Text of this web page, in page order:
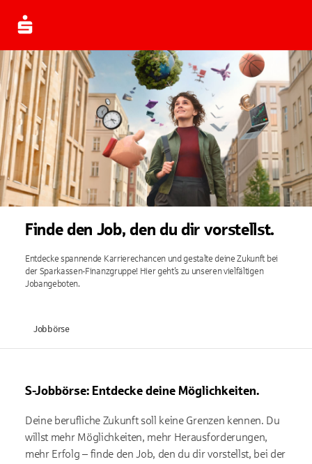
Finde den Job, den du dir vorstellst.
Entdecke spannende Karrierechancen und gestalte deine Zukunft bei
der Sparkassen-Finanzgruppe! Hier geht’s zu unseren vielfältigen
Jobangeboten.
Jobbörse
S-Jobbörse: Entdecke deine Möglichkeiten.
Deine berufliche Zukunft soll keine Grenzen kennen. Du
willst mehr Möglichkeiten, mehr Herausforderungen,
mehr Erfolg – finde den Job, den du dir vorstellst, bei der